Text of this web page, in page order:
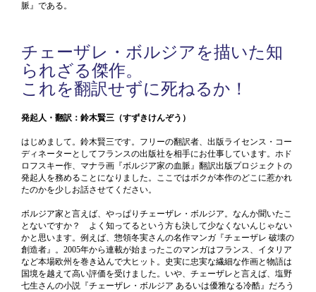
脈』である。
チェーザレ・ボルジアを描いた知
られざる傑作。
これを翻訳せずに死ねるか！
発起人・翻訳：鈴木賢三（すずきけんぞう）
はじめまして。鈴木賢三です。フリーの翻訳者、出版ライセンス・コー
ディネーターとしてフランスの出版社を相手にお仕事しています。ホド
ロフスキー作、マナラ画『ボルジア家の血脈』翻訳出版プロジェクトの
発起人を務めることになりました。ここではボクが本作のどこに惹かれ
たのかを少しお話させてください。
ボルジア家と言えば、やっぱりチェーザレ・ボルジア。なんか聞いたこ
とないですか？ よく知ってるという方も決して少なくないんじゃない
かと思います。例えば、惣領冬実さんの名作マンガ『チェーザレ 破壊の
創造者』。2005年から連載が始まったこのマンガはフランス、イタリア
など本場欧州を巻き込んで大ヒット。史実に忠実な繊細な作画と物語は
国境を越えて高い評価を受けました。いや、チェーザレと言えば、塩野
七生さんの小説『チェーザレ・ボルジア あるいは優雅なる冷酷』だろう